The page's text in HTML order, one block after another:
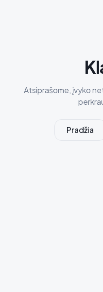
Atsiprašome, įvyko
Pradžia